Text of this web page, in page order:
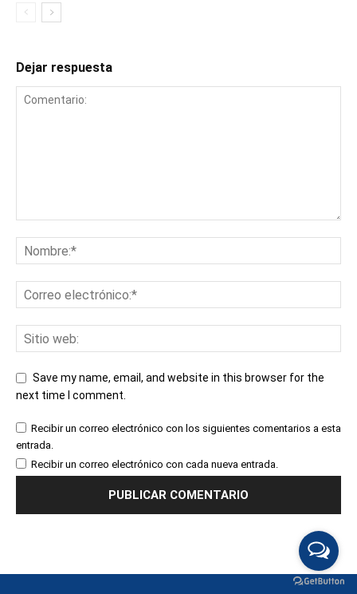
Dejar respuesta
Save my name, email, and website in this browser for the
next time I comment.
Recibir un correo electrónico con los siguientes comentarios a esta
entrada.
Recibir un correo electrónico con cada nueva entrada.